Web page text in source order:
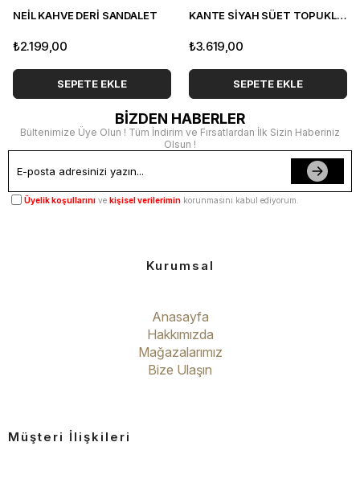
NEİL KAHVE DERİ SANDALET
₺2.199,00
SEPETE EKLE
KANTE SİYAH SÜET TOPUKLU TERLİK
₺3.619,00
SEPETE EKLE
BİZDEN HABERLER
Bültenimize Üye Olun ! Tüm İndirim ve Fırsatlardan İlk Sizin Haberiniz
Olsun !
Üyelik koşullarını ve kişisel verilerimin korunmasını kabul ediyorum.
Kurumsal
Anasayfa
Hakkımızda
Mağazalarımız
Bize Ulaşın
Müşteri İlişkileri